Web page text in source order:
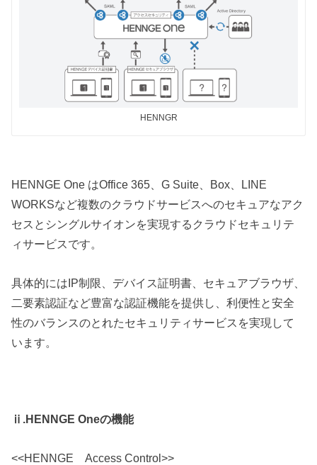
HENNGR
HENNGE One はOffice 365、G Suite、Box、LINE
WORKSなど複数のクラウドサービスへのセキュアなアク
セスとシングルサイオンを実現するクラウドセキュリテ
ィサービスです。
具体的にはIP制限、デバイス証明書、セキュアブラウザ、
二要素認証など豊富な認証機能を提供し、利便性と安全
性のバランスのとれたセキュリティサービスを実現して
います。
ⅱ.HENNGE Oneの機能
<<HENNGE Access Control>>